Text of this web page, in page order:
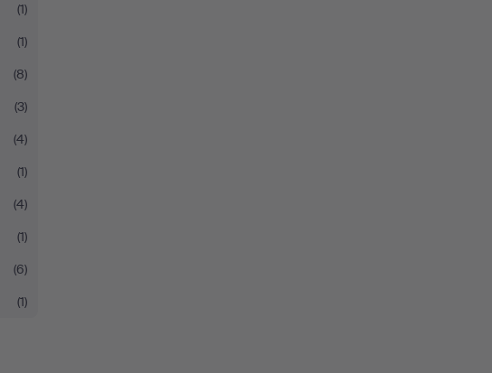
(1)
(1)
(8)
(3)
(4)
(1)
(4)
(1)
(6)
(1)